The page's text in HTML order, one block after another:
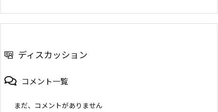
ディスカッション
コメント一覧
まだ、コメントがありません